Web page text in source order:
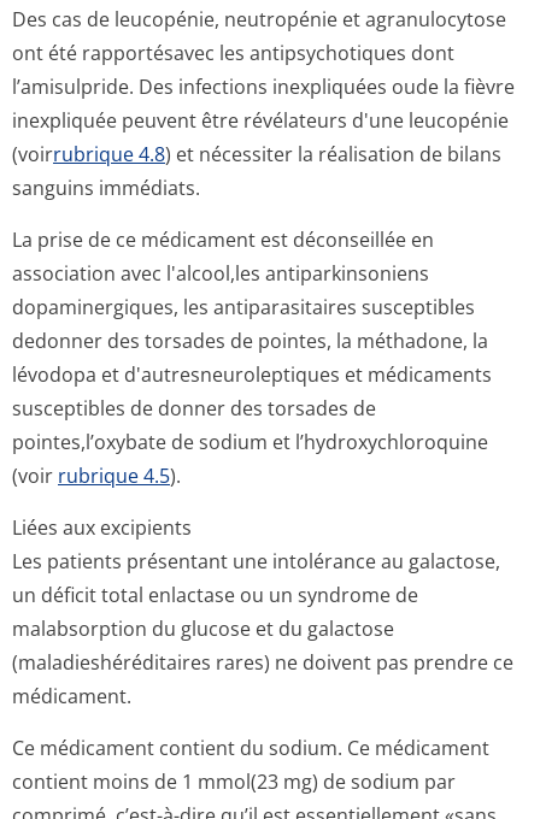
Des cas de leucopénie, neutropénie et agranulocytose
ont été rapportésavec les antipsychotiques dont
l’amisulpride. Des infections inexpliquées oude la fièvre
inexpliquée peuvent être révélateurs d'une leucopénie
(voirrubrique 4.8) et nécessiter la réalisation de bilans
sanguins immédiats.
La prise de ce médicament est déconseillée en
association avec l'alcool,les antiparkinsoniens
dopaminergiques, les antiparasitaires susceptibles
dedonner des torsades de pointes, la méthadone, la
lévodopa et d'autresneuro­leptiques et médicaments
susceptibles de donner des torsades de
pointes,l’oxybate de sodium et l’hydroxychlo­roquine
(voir rubrique 4.5).
Liées aux excipients
Les patients présentant une intolérance au galactose,
un déficit total enlactase ou un syndrome de
malabsorption du glucose et du galactose
(maladieshéré­ditaires rares) ne doivent pas prendre ce
médicament.
Ce médicament contient du sodium. Ce médicament
contient moins de 1 mmol(23 mg) de sodium par